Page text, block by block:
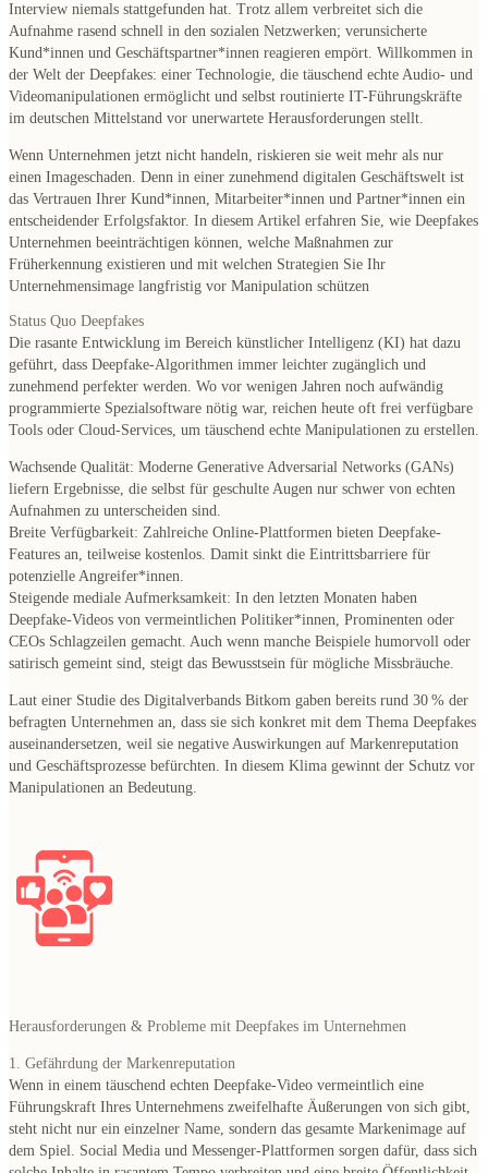
Interview niemals stattgefunden hat. Trotz allem verbreitet sich die
Aufnahme rasend schnell in den sozialen Netzwerken; verunsicherte
Kund*innen und Geschäftspartner*innen reagieren empört. Willkommen in
der Welt der Deepfakes: einer Technologie, die täuschend echte Audio- und
Videomanipulationen ermöglicht und selbst routinierte IT-Führungskräfte
im deutschen Mittelstand vor unerwartete Herausforderungen stellt.
Wenn Unternehmen jetzt nicht handeln, riskieren sie weit mehr als nur
einen Imageschaden. Denn in einer zunehmend digitalen Geschäftswelt ist
das Vertrauen Ihrer Kund*innen, Mitarbeiter*innen und Partner*innen ein
entscheidender Erfolgsfaktor. In diesem Artikel erfahren Sie, wie Deepfakes
Unternehmen beeinträchtigen können, welche Maßnahmen zur
Früherkennung existieren und mit welchen Strategien Sie Ihr
Unternehmensimage langfristig vor Manipulation schützen
Status Quo Deepfakes
Die rasante Entwicklung im Bereich künstlicher Intelligenz (KI) hat dazu
geführt, dass Deepfake-Algorithmen immer leichter zugänglich und
zunehmend perfekter werden. Wo vor wenigen Jahren noch aufwändig
programmierte Spezialsoftware nötig war, reichen heute oft frei verfügbare
Tools oder Cloud-Services, um täuschend echte Manipulationen zu erstellen.
Wachsende Qualität: Moderne Generative Adversarial Networks (GANs)
liefern Ergebnisse, die selbst für geschulte Augen nur schwer von echten
Aufnahmen zu unterscheiden sind.
Breite Verfügbarkeit: Zahlreiche Online-Plattformen bieten Deepfake-
Features an, teilweise kostenlos. Damit sinkt die Eintrittsbarriere für
potenzielle Angreifer*innen.
Steigende mediale Aufmerksamkeit: In den letzten Monaten haben
Deepfake-Videos von vermeintlichen Politiker*innen, Prominenten oder
CEOs Schlagzeilen gemacht. Auch wenn manche Beispiele humorvoll oder
satirisch gemeint sind, steigt das Bewusstsein für mögliche Missbräuche.
Laut einer Studie des Digitalverbands Bitkom gaben bereits rund 30 % der
befragten Unternehmen an, dass sie sich konkret mit dem Thema Deepfakes
auseinandersetzen, weil sie negative Auswirkungen auf Markenreputation
und Geschäftsprozesse befürchten. In diesem Klima gewinnt der Schutz vor
Manipulationen an Bedeutung.
Herausforderungen & Probleme mit Deepfakes im Unternehmen
1. Gefährdung der Markenreputation
Wenn in einem täuschend echten Deepfake-Video vermeintlich eine
Führungskraft Ihres Unternehmens zweifelhafte Äußerungen von sich gibt,
steht nicht nur ein einzelner Name, sondern das gesamte Markenimage auf
dem Spiel. Social Media und Messenger-Plattformen sorgen dafür, dass sich